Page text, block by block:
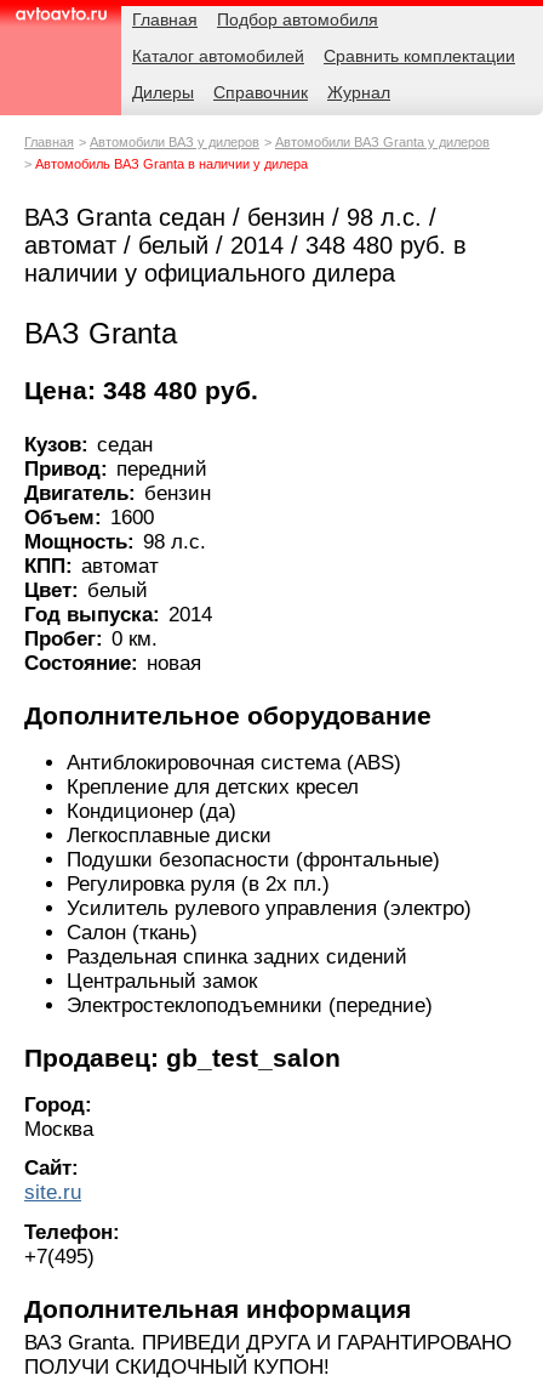
AvtoAvto.ru
Навигация Главная
Подбор автомобиля
Каталог автомобилей
Сравнить комплектации
Дилеры
Справочник Журнал
Родительские
Главная Автомобили ВАЗ у дилеров
Автомобили ВАЗ Granta у дилеров
Автомобиль ВАЗ Granta в наличии у дилера
ВАЗ Granta седан / бензин / 98 л.с. /
автомат / белый / 2014 / 348 480 руб. в
наличии у официального дилера
ВАЗ Granta
Цена: 348 480 руб.
Кузов: седан
Привод: передний
Двигатель: бензин
Объем: 1600
Мощность: 98 л.с.
КПП: автомат
Цвет: белый
Год выпуска: 2014
Пробег: 0 км.
Состояние: новая
Дополнительное оборудование
Антиблокировочная система (ABS)
Крепление для детских кресел
Кондиционер (да)
Легкосплавные диски
Подушки безопасности (фронтальные)
Регулировка руля (в 2х пл.)
Усилитель рулевого управления (электро)
Салон (ткань)
Раздельная спинка задних сидений
Центральный замок
Электростеклоподъемники (передние)
Продавец: gb_test_salon
Город:
Москва
Сайт:
site.ru
Телефон:
+7(495)
Дополнительная информация
ВАЗ Granta. ПРИВЕДИ ДРУГА И ГАРАНТИРОВАНО
ПОЛУЧИ СКИДОЧНЫЙ КУПОН!